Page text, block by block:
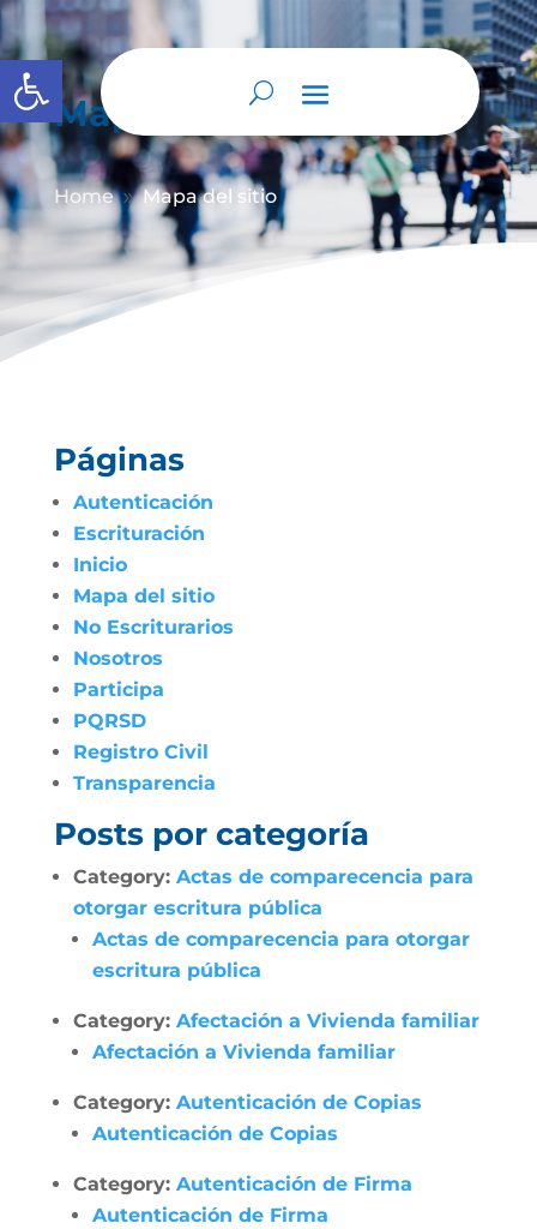
Abrir barra de herramientas
Mapa del sitio
Home 9 Mapa del sitio
Páginas
Autenticación
Escrituración
Inicio
Mapa del sitio
No Escriturarios
Nosotros
Participa
PQRSD
Registro Civil
Transparencia
Posts por categoría
Category: Actas de comparecencia para
otorgar escritura pública
Actas de comparecencia para otorgar
escritura pública
Category: Afectación a Vivienda familiar
Afectación a Vivienda familiar
Category: Autenticación de Copias
Autenticación de Copias
Category: Autenticación de Firma
Autenticación de Firma